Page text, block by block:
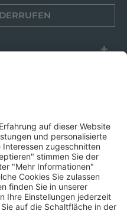
UNS
Widerrufsrecht